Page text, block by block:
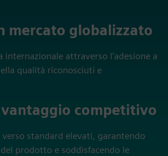
mercato globalizzato
internazionale attraverso l'adesione a
qualità riconosciuti e
competitivo
standard elevati, garantendo
prodotto e soddisfacendo le